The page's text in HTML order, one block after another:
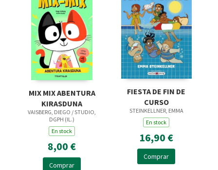
MIX MIX ABENTURA
KIRASDUNA
VAISBERG, DIEGO / STUDIO,
DGPH (IL.)
En stock
8,00 €
Comprar
FIESTA DE FIN DE
CURSO
STEINKELLNER, EMMA
En stock
16,90 €
Comprar